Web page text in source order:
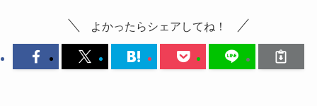
よかったらシェアしてね！